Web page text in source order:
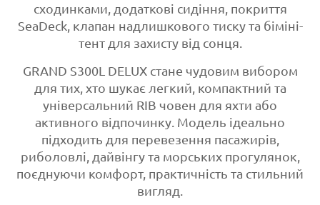
сходинками, додаткові сидіння, покриття
SeaDeck, клапан надлишкового тиску та біміні-
тент для захисту від сонця.
GRAND S300L DELUX стане чудовим вибором
для тих, хто шукає легкий, компактний та
універсальний RIB човен для яхти або
активного відпочинку. Модель ідеально
підходить для перевезення пасажирів,
риболовлі, дайвінгу та морських прогулянок,
поєднуючи комфорт, практичність та стильний
вигляд.